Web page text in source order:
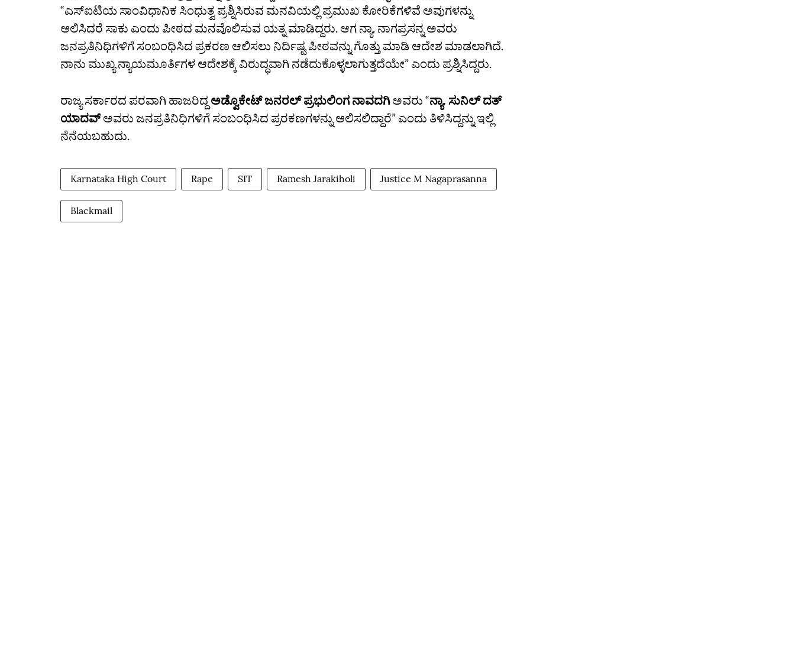
“ಎಸ್‌ಐಟಿಯ ಸಾಂವಿಧಾನಿಕ ಸಿಂಧುತ್ವ ಪ್ರಶ್ನಿಸಿರುವ ಮನವಿಯಲ್ಲಿ ಪ್ರಮುಖ ಕೋರಿಕೆಗಳಿವೆ ಅವುಗಳನ್ನು
ಆಲಿಸಿದರೆ ಸಾಕು ಎಂದು ಪೀಠದ ಮನವೊಲಿಸುವ ಯತ್ನ ಮಾಡಿದ್ದರು. ಆಗ ನ್ಯಾ. ನಾಗಪ್ರಸನ್ನ ಅವರು
ಜನಪ್ರತಿನಿಧಿಗಳಿಗೆ ಸಂಬಂಧಿಸಿದ ಪ್ರಕರಣ ಆಲಿಸಲು ನಿರ್ದಿಷ್ಟ ಪೀಠವನ್ನು ಗೊತ್ತು ಮಾಡಿ ಆದೇಶ ಮಾಡಲಾಗಿದೆ.
ನಾನು ಮುಖ್ಯ ನ್ಯಾಯಮೂರ್ತಿಗಳ ಆದೇಶಕ್ಕೆ ವಿರುದ್ಧವಾಗಿ ನಡೆದುಕೊಳ್ಳಲಾಗುತ್ತದೆಯೇ” ಎಂದು ಪ್ರಶ್ನಿಸಿದ್ದರು.
ರಾಜ್ಯ ಸರ್ಕಾರದ ಪರವಾಗಿ ಹಾಜರಿದ್ದ ಅಡ್ವೊಕೇಟ್‌ ಜನರಲ್‌ ಪ್ರಭುಲಿಂಗ ನಾವದಗಿ ಅವರು “ನ್ಯಾ. ಸುನಿಲ್‌ ದತ್‌
ಯಾದವ್ಅವರು ಜನಪ್ರತಿನಿಧಿಗಳಿಗೆ ಸಂಬಂಧಿಸಿದ ಪ್ರರಕಣಗಳನ್ನು ಆಲಿಸಲಿದ್ದಾರೆ” ಎಂದು ತಿಳಿಸಿದ್ದನ್ನು ಇಲ್ಲಿ
ನೆನೆಯಬಹುದು.
Karnataka High Court Rape SIT Ramesh Jarakiholi Justice M Nagaprasanna
Blackmail